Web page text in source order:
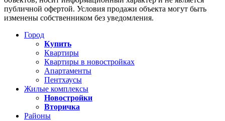
публичной офертой. Условия продажи объекта могут быть
изменены собственником без уведомления.
Город
Купить
Квартиры
Квартиры в новостройках
Апартаменты
Пентхаусы
Жилые комплексы
Новостройки
Вторичка
Районы